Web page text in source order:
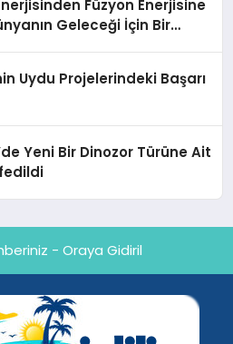
Füzyon Enerjisine
Geleceği İçin Bir
Uydu Projelerindeki Başarı
Yeni Bir Dinozor Türüne Ait
- Oraya Gidiril